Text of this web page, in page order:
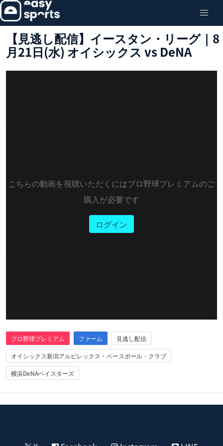
【見逃し配信】イースタン・リーグ｜8
月21日(水) オイシックス vs DeNA
こちらの動画を視聴いただくにはプロ野球プレミアムのご
購入が必要です
ログイン
プロ野球プレミアム ファーム
見逃し配信
オイシックス新潟アルビレックス・ベースボール・クラブ
横浜DeNAベイスターズ